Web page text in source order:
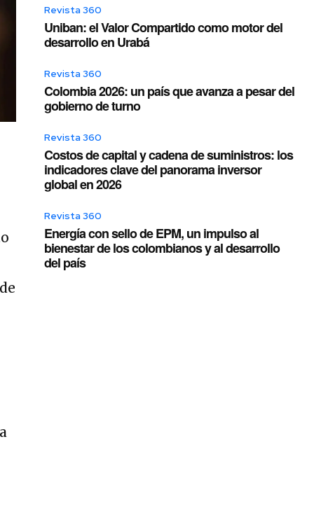
Revista 360
Uniban: el Valor Compartido como motor del
desarrollo en Urabá
Revista 360
Colombia 2026: un país que avanza a pesar del
gobierno de turno
Revista 360
Costos de capital y cadena de suministros: los
indicadores clave del panorama inversor
global en 2026
Revista 360
Energía con sello de EPM, un impulso al
bienestar de los colombianos y al desarrollo
del país